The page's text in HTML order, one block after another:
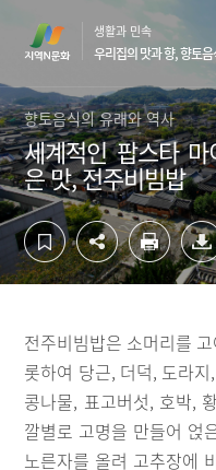
영
역
바
로
가
기
역
바
로
가
기
생활과 민속
우리집의 맛과 향, 향토
향토음식의 유래와 역사
세계적인 팝스타
은 맛, 전주비빔밥
전주비빔밥은 소머리를
롯하여 당근, 더덕, 도라
콩나물, 표고버섯, 호박,
깔별로 고명을 만들어 얹
노른자를 올려 고추장에